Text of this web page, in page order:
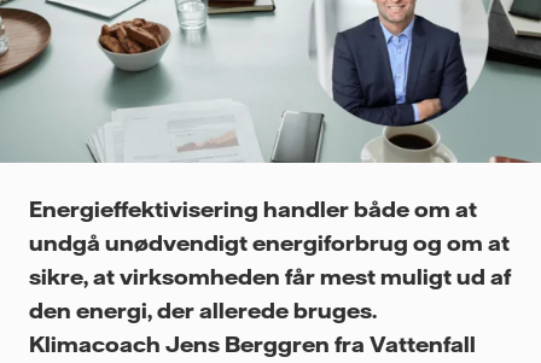
Energieffektivisering handler både om at
undgå unødvendigt energiforbrug og om at
sikre, at virksomheden får mest muligt ud af
den energi, der allerede bruges.
Klimacoach Jens Berggren fra Vattenfall